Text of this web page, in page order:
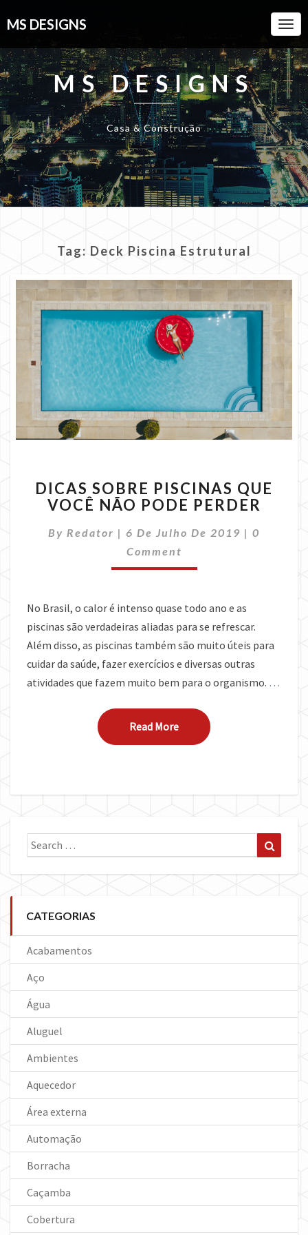
MS DESIGNS
MS DESIGNS
Casa & Construção
Tag: Deck Piscina Estrutural
SOBRE
PISCINAS
VOCÊ
NÃO
PODE
DICAS SOBRE PISCINAS QUE
VOCÊ NÃO PODE PERDER
By Redator | 6 De Julho De 2019 | 0
Comment
No Brasil, o calor é intenso quase todo ano e as
piscinas são verdadeiras aliadas para se refrescar.
Além disso, as piscinas também são muito úteis para
cuidar da saúde, fazer exercícios e diversas outras
atividades que fazem muito bem para o organismo. …
Read MoreRead More
Search
for:
CATEGORIAS
Acabamentos
Aço
Água
Aluguel
Ambientes
Aquecedor
Área externa
Automação
Borracha
Caçamba
Cobertura